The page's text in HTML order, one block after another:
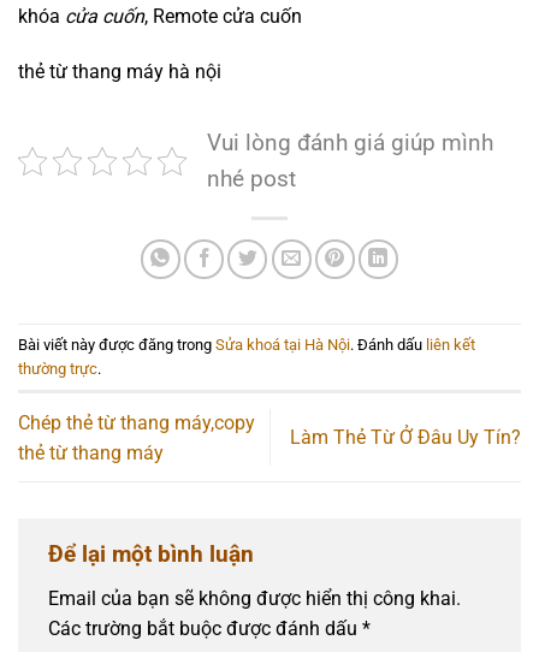
khóa cửa cuốn, Remote cửa cuốn
thẻ từ thang máy hà nội
Vui lòng đánh giá giúp mình
nhé post
Bài viết này được đăng trong Sửa khoá tại Hà Nội. Đánh dấu liên kết
thường trực.
Chép thẻ từ thang máy,copy
thẻ từ thang máy
Làm Thẻ Từ Ở Đâu Uy Tín?
Để lại một bình luận
Email của bạn sẽ không được hiển thị công khai.
Các trường bắt buộc được đánh dấu *